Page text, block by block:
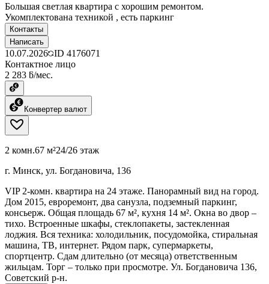
Большая светлая квартира с хорошим ремонтом.
Укомплектована техникой , есть паркинг
Контакты
Написать
10.07.2026 ID 4176071
Контактное лицо
2 283 ƃ/мес.
Конвертер валют
2 комн.67 м²24/26 этаж
г. Минск, ул. Богдановича, 136
VIP 2-комн. квартира на 24 этаже. Панорамный вид на город.
Дом 2015, евроремонт, два санузла, подземный паркинг,
консьерж. Общая площадь 67 м², кухня 14 м². Окна во двор –
тихо. Встроенные шкафы, стеклопакеты, застекленная
лоджия. Вся техника: холодильник, посудомойка, стиральная
машина, ТВ, интернет. Рядом парк, супермаркеты,
спортцентр. Сдам длительно (от месяца) ответственным
жильцам. Торг – только при просмотре. Ул. Богдановича 136,
Советский р-н.